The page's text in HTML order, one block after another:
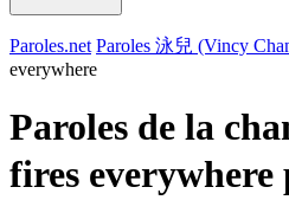
Paroles.net Paroles 泳兒 (Vincy
everywhere
Paroles de la
fires everywhere